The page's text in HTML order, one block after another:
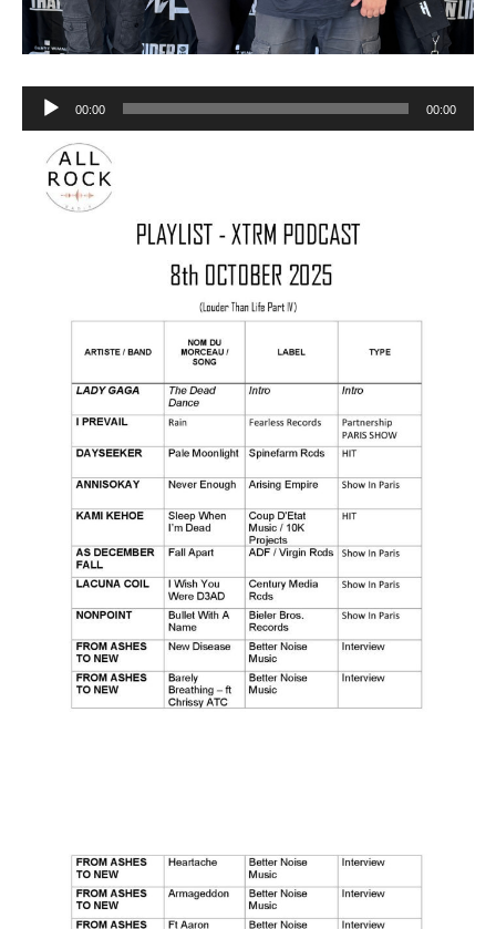
Lecteur
audio
00:00 00:00